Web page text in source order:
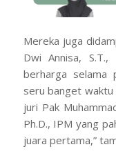
Mereka juga
Dwi Annisa, S.T.,
berharga selama
seru banget
juri Pak
Ph.D., IPM yang
juara pertama,”